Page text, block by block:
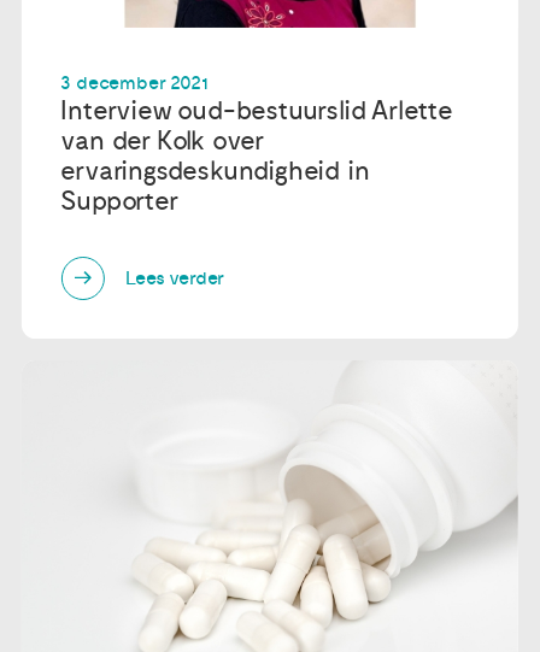
3 december 2021
Interview oud-bestuurslid Arlette
van der Kolk over
ervaringsdeskundigheid in
Supporter
Lees verder